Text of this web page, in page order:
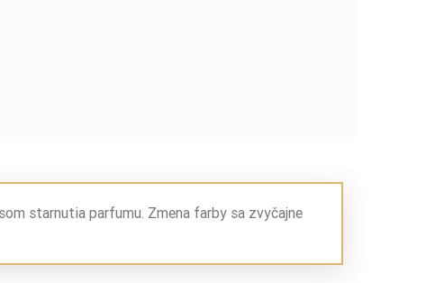
starnutia parfumu. Zmena farby sa zvyčajne